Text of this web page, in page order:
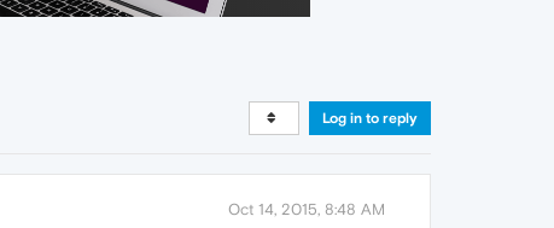
Log in to reply
Oct 14, 2015, 8:48 AM